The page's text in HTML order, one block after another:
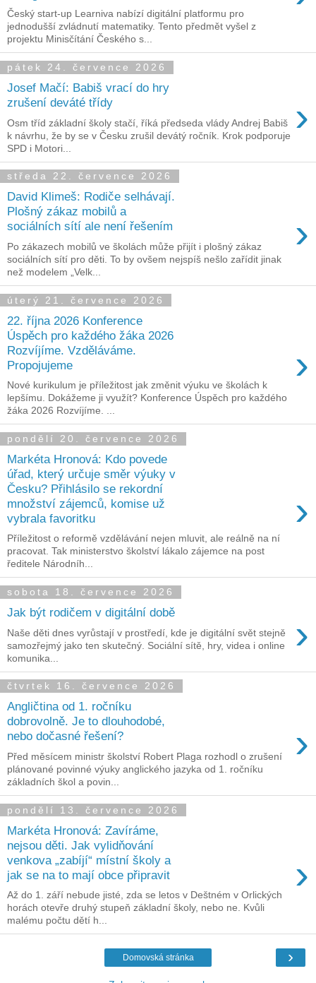
Český start-up Learniva nabízí digitální platformu pro
jednodušší zvládnutí matematiky. Tento předmět vyšel z
projektu Minisčítání Českého s...
pátek 24. července 2026
Josef Mačí: Babiš vrací do hry
zrušení deváté třídy
›
Osm tříd základní školy stačí, říká předseda vlády Andrej Babiš
k návrhu, že by se v Česku zrušil devátý ročník. Krok podporuje
SPD i Motori...
středa 22. července 2026
David Klimeš: Rodiče selhávají.
Plošný zákaz mobilů a
sociálních sítí ale není řešením
›
Po zákazech mobilů ve školách může přijít i plošný zákaz
sociálních sítí pro děti. To by ovšem nejspíš nešlo zařídit jinak
než modelem „Velk...
úterý 21. července 2026
22. října 2026 Konference
Úspěch pro každého žáka 2026
Rozvíjíme. Vzděláváme.
Propojujeme
›
Nové kurikulum je příležitost jak změnit výuku ve školách k
lepšímu. Dokážeme ji využít? Konference Úspěch pro každého
žáka 2026 Rozvíjíme. ...
pondělí 20. července 2026
Markéta Hronová: Kdo povede
úřad, který určuje směr výuky v
Česku? Přihlásilo se rekordní
množství zájemců, komise už
vybrala favoritku
›
Příležitost o reformě vzdělávání nejen mluvit, ale reálně na ní
pracovat. Tak ministerstvo školství lákalo zájemce na post
ředitele Národníh...
sobota 18. července 2026
Jak být rodičem v digitální době ›
Naše děti dnes vyrůstají v prostředí, kde je digitální svět stejně
samozřejmý jako ten skutečný. Sociální sítě, hry, videa i online
komunika...
čtvrtek 16. července 2026
Angličtina od 1. ročníku
dobrovolně. Je to dlouhodobé,
nebo dočasné řešení?
›
Před měsícem ministr školství Robert Plaga rozhodl o zrušení
plánované povinné výuky anglického jazyka od 1. ročníku
základních škol a povin...
pondělí 13. července 2026
Markéta Hronová: Zavíráme,
nejsou děti. Jak vylidňování
venkova „zabíjí“ místní školy a
jak se na to mají obce připravit
›
Až do 1. září nebude jisté, zda se letos v Deštném v Orlických
horách otevře druhý stupeň základní školy, nebo ne. Kvůli
malému počtu dětí h...
›
Domovská stránka